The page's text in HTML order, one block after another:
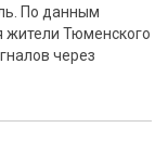
По данным
жители Тюменского
через